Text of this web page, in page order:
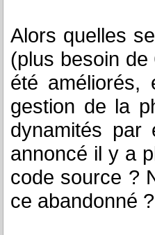
Alors quelles
(plus besoin de
été améliorés,
gestion de la
dynamités par
annoncé il y a
code source ?
ce abandonné